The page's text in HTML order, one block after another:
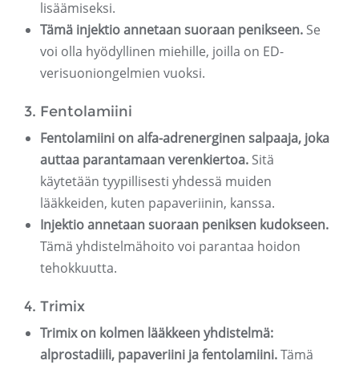
lisäämiseksi.
Tämä injektio annetaan suoraan penikseen. Se
voi olla hyödyllinen miehille, joilla on ED-
verisuoniongelmien vuoksi.
3. Fentolamiini
Fentolamiini on alfa-adrenerginen salpaaja, joka
auttaa parantamaan verenkiertoa. Sitä
käytetään tyypillisesti yhdessä muiden
lääkkeiden, kuten papaveriinin, kanssa.
Injektio annetaan suoraan peniksen kudokseen.
Tämä yhdistelmähoito voi parantaa hoidon
tehokkuutta.
4. Trimix
Trimix on kolmen lääkkeen yhdistelmä:
alprostadiili, papaveriini ja fentolamiini.Tämä